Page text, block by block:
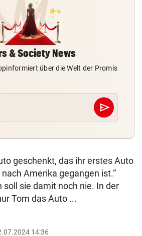
& Society News
über die Welt der Promis
send
Abschicken
geschenkt, das ihr erstes Auto
Amerika gegangen ist.“
soll sie damit noch nie. In der
Tom das Auto ...
14:36